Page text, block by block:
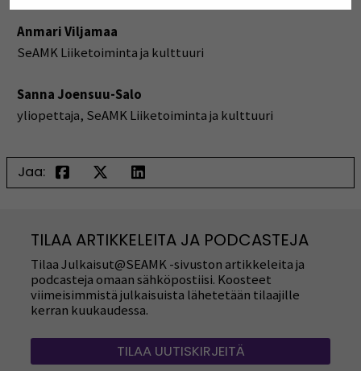
Anmari Viljamaa
SeAMK Liiketoiminta ja kulttuuri
Sanna Joensuu-Salo
yliopettaja, SeAMK Liiketoiminta ja kulttuuri
Jaa:
TILAA ARTIKKELEITA JA PODCASTEJA
Tilaa Julkaisut@SEAMK -sivuston artikkeleita ja
podcasteja omaan sähköpostiisi. Koosteet
viimeisimmistä julkaisuista lähetetään tilaajille
kerran kuukaudessa.
TILAA UUTISKIRJEITÄ